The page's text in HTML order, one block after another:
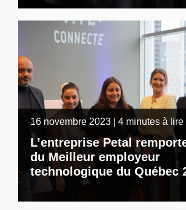
16 novembre 2023 | 4 minutes à lire
L’entreprise Petal
du Meilleur employeur
technologique du Québec